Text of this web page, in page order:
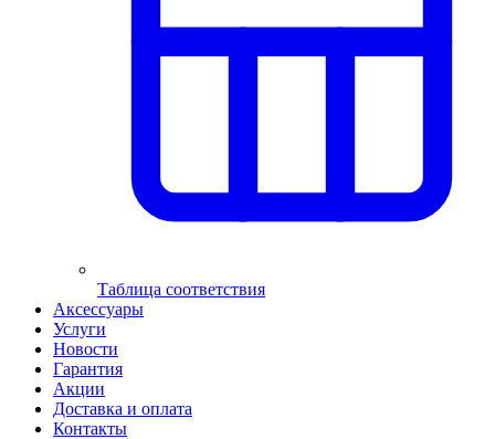
Таблица соответствия
Аксессуары
Услуги
Новости
Гарантия
Акции
Доставка и оплата
Контакты